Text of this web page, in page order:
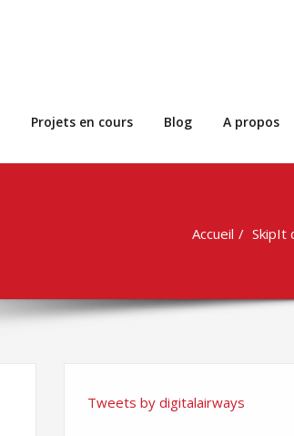
Projets en cours Blog A propos
Accueil SkipIt
Tweets by digitalairways